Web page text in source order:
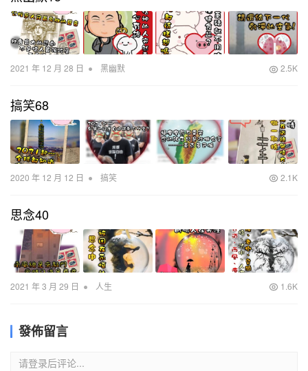
2021 年 12 月 28 日 • 黑幽默 2.5K
搞笑68
2020 年 12 月 12 日 • 搞笑 2.1K
思念40
2021 年 3 月 29 日 • 人生 1.6K
發佈留言
请登录后评论...